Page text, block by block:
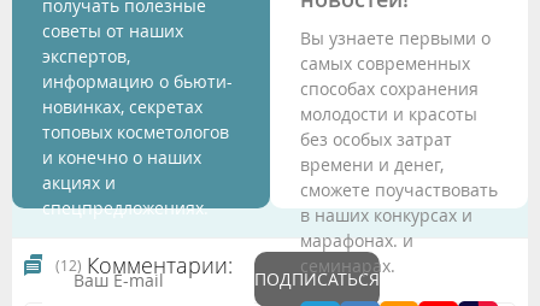
получать полезные
советы от наших
экспертов,
информацию о бьюти-
новинках, секретах
топовых косметологов
и конечно о наших
акциях и
спецпредложениях.
ПОДПИСАТЬСЯ
Вы узнаете первыми о
самых современных
способах сохранения
молодости и красоты
без особых затрат
времени и денег,
сможете поучаствовать
в наших конкурсах и
марафонах. и
семинарах.
(12) Комментарии: